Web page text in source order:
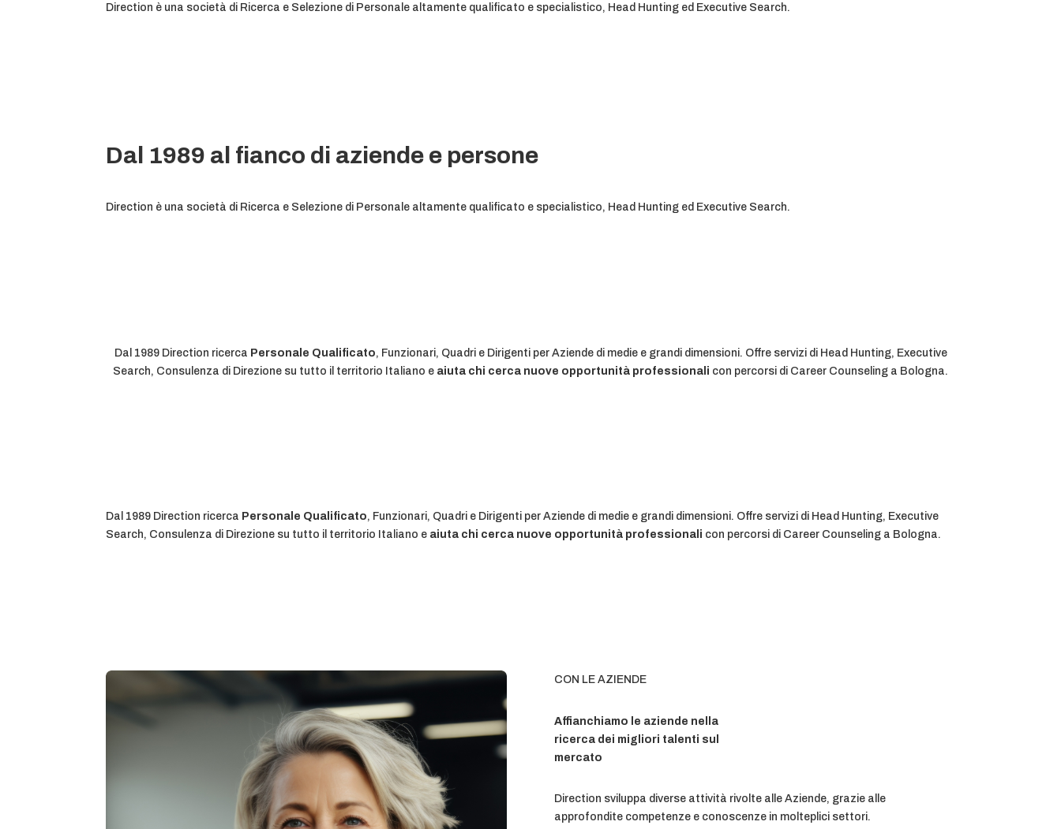
Direction è una società di Ricerca e Selezione di Personale altamente qualificato e specialistico, Head Hunting ed Executive Search.
Dal 1989 al fianco di aziende e persone
Direction è una società di Ricerca e Selezione di Personale altamente qualificato e specialistico, Head Hunting ed Executive Search.
Dal 1989 Direction ricerca Personale Qualificato, Funzionari, Quadri e Dirigenti per Aziende di medie e grandi dimensioni. Offre servizi di Head Hunting, Executive
Search, Consulenza di Direzione su tutto il territorio Italiano e aiuta chi cerca nuove opportunità professionali con percorsi di Career Counseling a Bologna.
Dal 1989 Direction ricerca Personale Qualificato, Funzionari, Quadri e Dirigenti per Aziende di medie e grandi dimensioni. Offre servizi di Head Hunting, Executive
Search, Consulenza di Direzione su tutto il territorio Italiano e aiuta chi cerca nuove opportunità professionali con percorsi di Career Counseling a Bologna.
CON LE AZIENDE
Affianchiamo le aziende nella
ricerca dei migliori talenti sul
mercato
Direction sviluppa diverse attività rivolte alle Aziende, grazie alle
approfondite competenze e conoscenze in molteplici settori.